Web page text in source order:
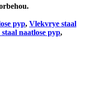
pyp, Vlekvrye staal
naatlose pyp,